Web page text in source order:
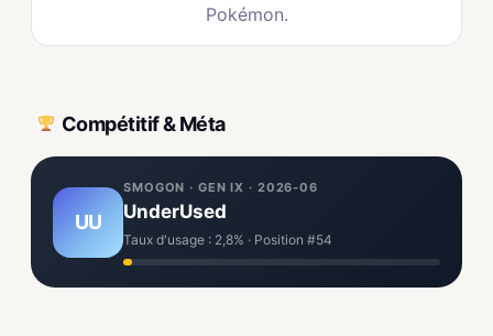
Pokémon.
Compétitif & Méta
UU
SMOGON · GEN IX · 2026-06
UnderUsed
Taux d'usage : 2,8% · Position #54